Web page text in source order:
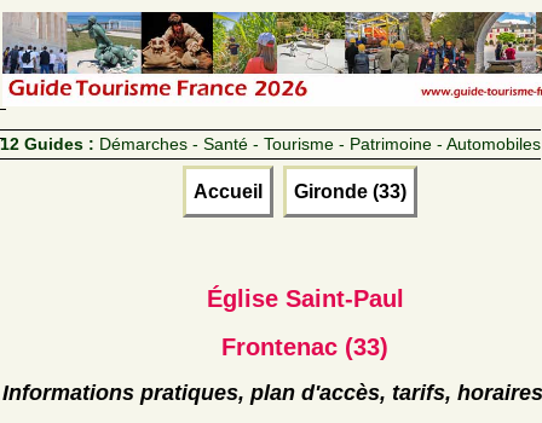
12 Guides : Démarches - Santé - Tourisme - Patrimoine - Automobiles
Accueil Gironde (33)
Église Saint-Paul
Frontenac (33)
Informations pratiques, plan d'accès, tarifs, horaires